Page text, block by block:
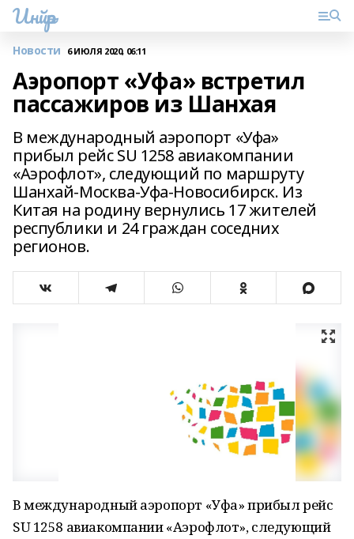
Инйәр
Новости 6 ИЮЛЯ 2020, 06:11
Аэропорт «Уфа» встретил
пассажиров из Шанхая
В международный аэропорт «Уфа»
прибыл рейс SU 1258 авиакомпании
«Аэрофлот», следующий по маршруту
Шанхай-Москва-Уфа-Новосибирск. Из
Китая на родину вернулись 17 жителей
республики и 24 граждан соседних
регионов.
В международный аэропорт «Уфа» прибыл рейс
SU 1258 авиакомпании «Аэрофлот», следующий